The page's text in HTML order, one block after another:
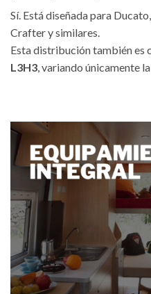
Sí. Está diseñada para
Crafter y similares.
Esta distribución también es
L3H3, variando únicamente